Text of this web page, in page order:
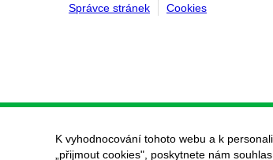
Správce stránek
Cookies
K vyhodnocování tohoto webu a k
„přijmout cookies", poskytnete nám